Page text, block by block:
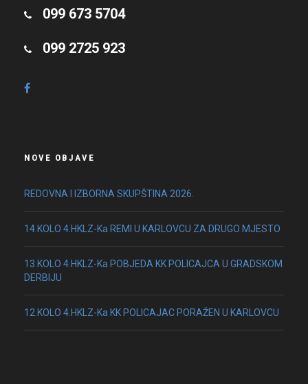
099 673 5704
099 2725 923
NOVE OBJAVE
REDOVNA I IZBORNA SKUPŠTINA 2026.
14.KOLO 4.HKLZ-Ka REMI U KARLOVCU ZA DRUGO MJESTO
13.KOLO 4.HKLZ-Ka POBJEDA KK POLICAJCA U GRADSKOM
DERBIJU
12.KOLO 4.HKLZ-Ka KK POLICAJAC PORAŽEN U KARLOVCU